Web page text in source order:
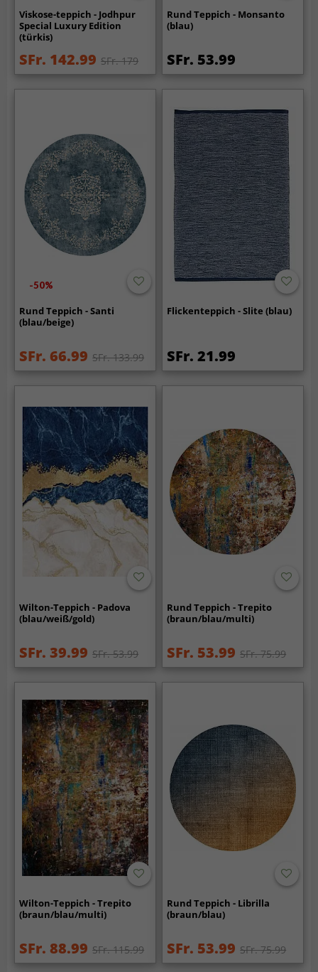
Viskose-teppich - Jodhpur
Special Luxury Edition
(türkis)
SFr. 142.99 SFr. 179
Rund Teppich - Monsanto
(blau)
SFr. 53.99
-50%
Rund Teppich - Santi
(blau/beige)
SFr. 66.99 SFr. 133.99
Flickenteppich - Slite (blau)
SFr. 21.99
Wilton-Teppich - Padova
(blau/weiß/gold)
SFr. 39.99 SFr. 53.99
Rund Teppich - Trepito
(braun/blau/multi)
SFr. 53.99 SFr. 75.99
Wilton-Teppich - Trepito
(braun/blau/multi)
SFr. 88.99 SFr. 115.99
Rund Teppich - Librilla
(braun/blau)
SFr. 53.99 SFr. 75.99